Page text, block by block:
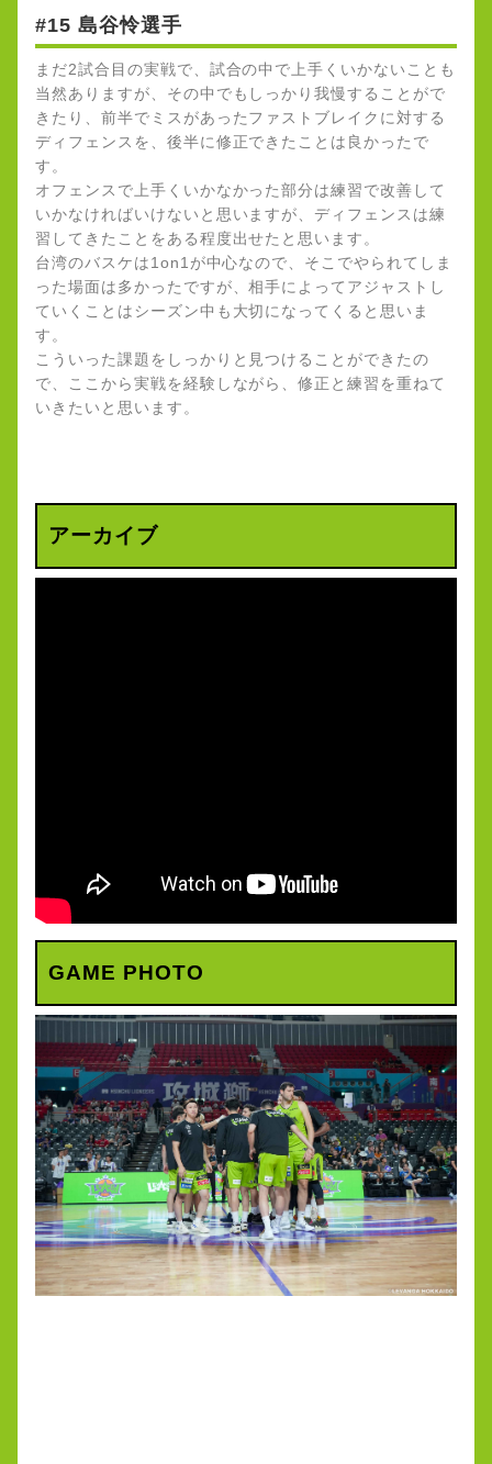
#15 島谷怜選手
まだ2試合目の実戦で、試合の中で上手くいかないことも
当然ありますが、その中でもしっかり我慢することがで
きたり、前半でミスがあったファストブレイクに対する
ディフェンスを、後半に修正できたことは良かったで
す。
オフェンスで上手くいかなかった部分は練習で改善して
いかなければいけないと思いますが、ディフェンスは練
習してきたことをある程度出せたと思います。
台湾のバスケは1on1が中心なので、そこでやられてしま
った場面は多かったですが、相手によってアジャストし
ていくことはシーズン中も大切になってくると思いま
す。
こういった課題をしっかりと見つけることができたの
で、ここから実戦を経験しながら、修正と練習を重ねて
いきたいと思います。
アーカイブ
GAME PHOTO